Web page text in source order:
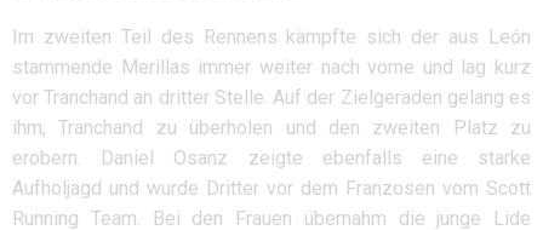
Im zweiten Teil des Rennens kämpfte sich der aus León
stammende Merillas immer weiter nach vorne und lag kurz
vor Tranchand an dritter Stelle. Auf der Zielgeraden gelang es
ihm, Tranchand zu überholen und den zweiten Platz zu
erobern. Daniel Osanz zeigte ebenfalls eine starke
Aufholjagd und wurde Dritter vor dem Franzosen vom Scott
Running Team. Bei den Frauen übernahm die junge Lide